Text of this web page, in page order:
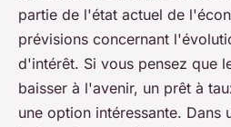
partie de l'état actuel de
prévisions concernant
d'intérêt. Si vous pensez que
baisser à l'avenir, un prêt à
une option intéressante. Dans